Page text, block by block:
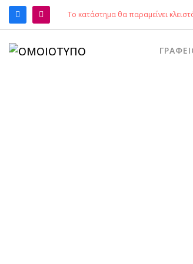
ΑΝΑΖΉΤΗΣΗ
Το κατάστημα θα παραμείνει